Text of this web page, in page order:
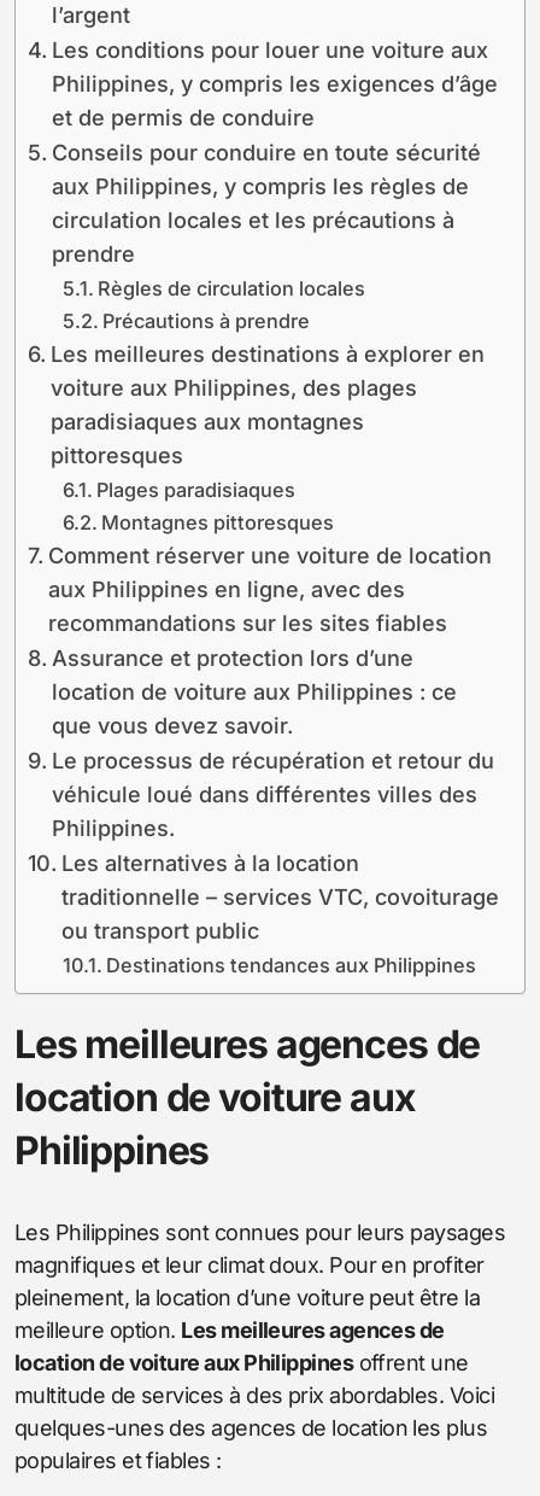
l’argent
Les conditions pour louer une voiture aux
Philippines, y compris les exigences d’âge
et de permis de conduire
Conseils pour conduire en toute sécurité
aux Philippines, y compris les règles de
circulation locales et les précautions à
prendre
Règles de circulation locales
Précautions à prendre
Les meilleures destinations à explorer en
voiture aux Philippines, des plages
paradisiaques aux montagnes
pittoresques
Plages paradisiaques
Montagnes pittoresques
Comment réserver une voiture de location
aux Philippines en ligne, avec des
recommandations sur les sites fiables
Assurance et protection lors d’une
location de voiture aux Philippines : ce
que vous devez savoir.
Le processus de récupération et retour du
véhicule loué dans différentes villes des
Philippines.
Les alternatives à la location
traditionnelle – services VTC, covoiturage
ou transport public
Destinations tendances aux Philippines
Les meilleures agences de
location de voiture aux
Philippines
Les Philippines sont connues pour leurs paysages
magnifiques et leur climat doux. Pour en profiter
pleinement, la location d’une voiture peut être la
meilleure option. Les meilleures agences de
location de voiture aux Philippinesoffrent une
multitude de services à des prix abordables. Voici
quelques-unes des agences de location les plus
populaires et fiables :